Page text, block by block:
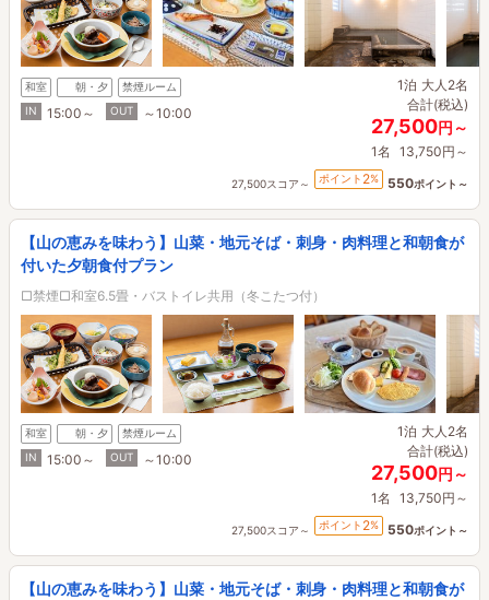
和室 朝・夕
禁煙ルーム
IN
15:00～ OUT ～10:00
1泊 大人2名
合計(税込)
27,500円～
1名 13,750円～
27,500スコア～ ポイント 2% 550ポイント～
【山の恵みを味わう】山菜・地元そば・刺身・肉料理と和朝食が
付いた夕朝食付プラン
□禁煙□和室6.5畳・バストイレ共用（冬こたつ付）
和室 朝・夕
禁煙ルーム
IN
15:00～ OUT ～10:00
1泊 大人2名
合計(税込)
27,500円～
1名 13,750円～
27,500スコア～ ポイント 2% 550ポイント～
【山の恵みを味わう】山菜・地元そば・刺身・肉料理と和朝食が